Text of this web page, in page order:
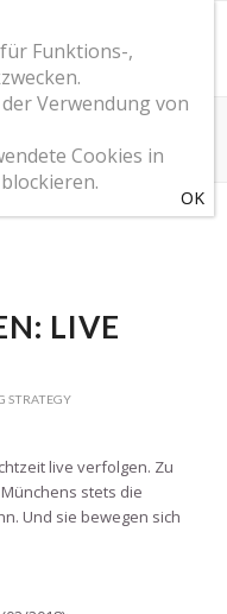
App
LIVE
STRATEGY
live verfolgen. Zu
stets die
Und sie bewegen sich
Funktions-,
Verwendung von
Cookies in